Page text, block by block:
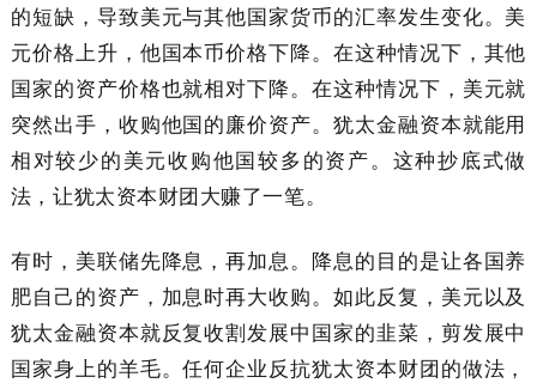
的短缺，导致美元与其他国家货币的汇率发生变化。美
元价格上升，他国本币价格下降。在这种情况下，其他
国家的资产价格也就相对下降。在这种情况下，美元就
突然出手，收购他国的廉价资产。犹太金融资本就能用
相对较少的美元收购他国较多的资产。这种抄底式做
法，让犹太资本财团大赚了一笔。
有时，美联储先降息，再加息。降息的目的是让各国养
肥自己的资产，加息时再大收购。如此反复，美元以及
犹太金融资本就反复收割发展中国家的韭菜，剪发展中
国家身上的羊毛。任何企业反抗犹太资本财团的做法，